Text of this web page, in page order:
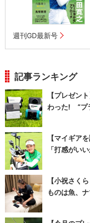
週刊GD最新号
記事ランキング
【プレゼン
わった! “プ
【マイギア
「打感がい
【小祝さく
ものは魚、